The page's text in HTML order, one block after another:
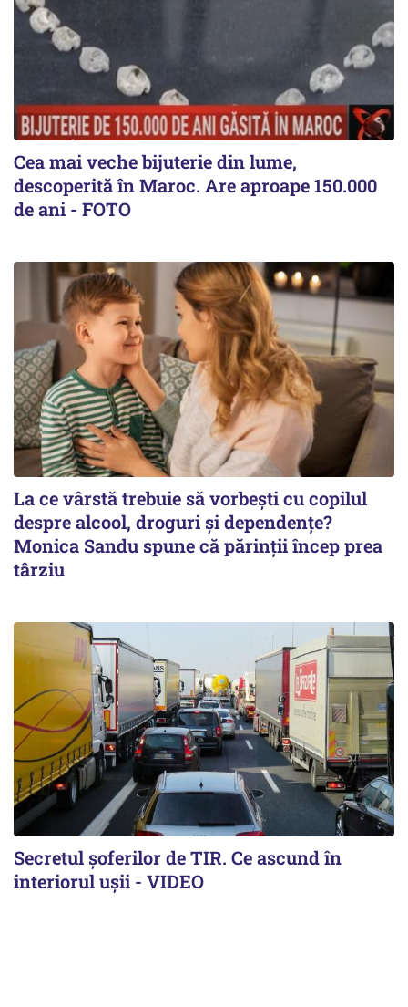
Cea mai veche bijuterie din lume,
descoperită în Maroc. Are aproape 150.000
de ani - FOTO
La ce vârstă trebuie să vorbești cu copilul
despre alcool, droguri și dependențe?
Monica Sandu spune că părinții încep prea
târziu
Secretul șoferilor de TIR. Ce ascund în
interiorul ușii - VIDEO